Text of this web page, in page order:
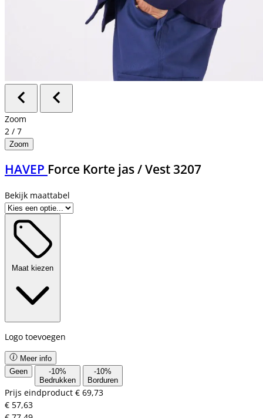
Zoom
2 / 7
Zoom
HAVEP Force Korte jas / Vest 3207
Bekijk maattabel
Maat kiezen
Logo toevoegen
Meer info
Geen
-10%
Bedrukken
-10%
Borduren
Prijs eindproduct € 69,73
€ 57,63